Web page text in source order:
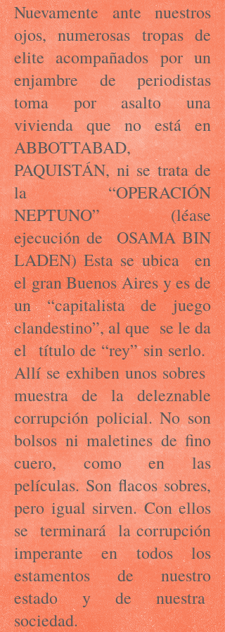
Nuevamente ante nuestros
ojos, numerosas tropas de
elite acompañados por un
enjambre de periodistas
toma por asalto una
vivienda que no está en
ABBOTTABAD,
PAQUISTÁN, ni se trata de
la “OPERACIÓN
NEPTUNO” (léase
ejecución de OSAMA BIN
LADEN) Esta se ubica en
el gran Buenos Aires y es de
un “capitalista de juego
clandestino”, al que se le da
el título de “rey” sin serlo.
Allí se exhiben unos sobres
muestra de la deleznable
corrupción policial. No son
bolsos ni maletines de fino
cuero, como en las
películas. Son flacos sobres,
pero igual sirven. Con ellos
se terminará la corrupción
imperante en todos los
estamentos de nuestro
estado y de nuestra
sociedad.